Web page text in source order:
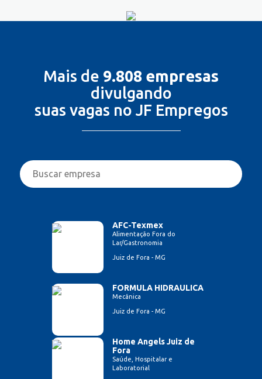
Mais de 9.808 empresas
divulgando
suas vagas no JF Empregos
AFC-Texmex
Alimentação Fora do
Lar/Gastronomia
Juiz de Fora - MG
FORMULA HIDRAULICA
Mecânica
Juiz de Fora - MG
Home Angels Juiz de
Fora
Saúde, Hospitalar e
Laboratorial